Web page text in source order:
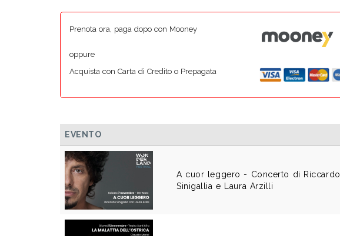
Prenota ora, paga dopo con Mooney
oppure
Acquista con Carta di Credito o Prepagata
EVENTO
A cuor leggero - Concerto di Riccardo
Sinigallia e Laura Arzilli